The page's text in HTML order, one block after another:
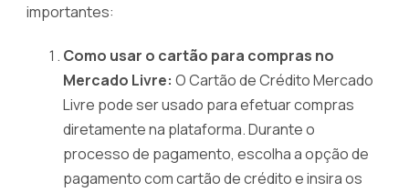
importantes:
Como usar o cartão para compras no
Mercado Livre: O Cartão de Crédito Mercado
Livre pode ser usado para efetuar compras
diretamente na plataforma. Durante o
processo de pagamento, escolha a opção de
pagamento com cartão de crédito e insira os